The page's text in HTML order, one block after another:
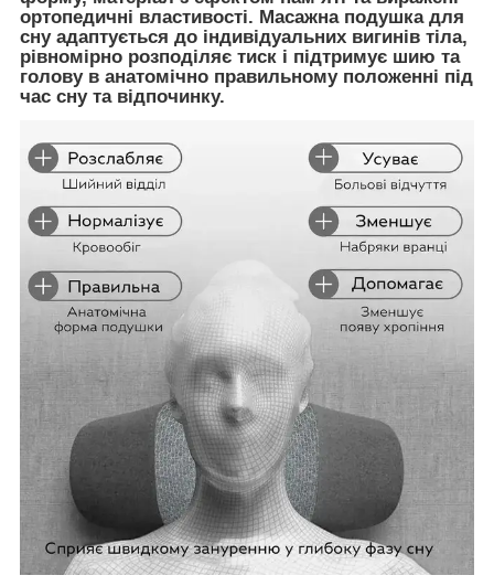
ортопедичні властивості. Масажна подушка для
сну адаптується до індивідуальних вигинів тіла,
рівномірно розподіляє тиск і підтримує шию та
голову в анатомічно правильному положенні під
час сну та відпочинку.